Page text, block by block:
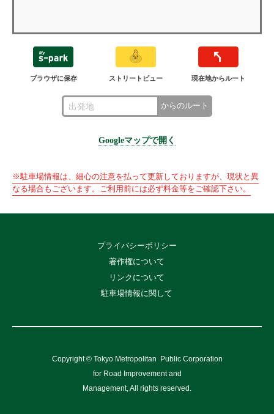
ブラウザに保存 ストリートビュー 現在地からルート
からのルート
Googleマップで開く
※駐車場情報は、細心の注意を払って更新しておりますが、現状と異
なる場合もございます。ご利用前には必ず料金等をご確認下さい。
プライバシーポリシー
著作権について
リンクについて
駐車場情報に関して
Copyright © Tokyo Metropolitan
Public Corporation
for Road Improvement and
Management, All rights reserved.